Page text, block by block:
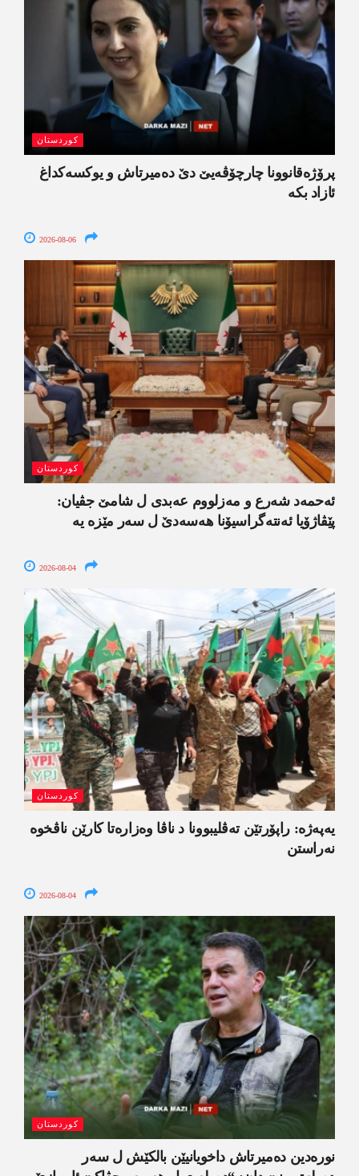
کوردستان
پرۆژەقانوونا چارچۆڤەیێ دێ دەمیرتاش و یوکسەکداغ
ئازاد بکە
2026-08-06
کوردستان
ئەحمەد شەرع و مەزلووم عەبدی ل شامێ جڤیان:
پێڤاژۆیا ئەنتەگراسیۆنا ھەسەدێ ل سەر مێزە یە
2026-08-04
کوردستان
یەپەژە: راپۆرتێن تەڤلیبوونا د ناڤا وەزارەتا کارێن ناڤخوە
نەراستن
2026-08-04
کوردستان
نورەدین دەمیرتاش داخویانیێن بالکێش ل سەر